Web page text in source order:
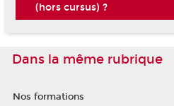
(hors cursus) ?
Dans la même rubrique
Nos formations